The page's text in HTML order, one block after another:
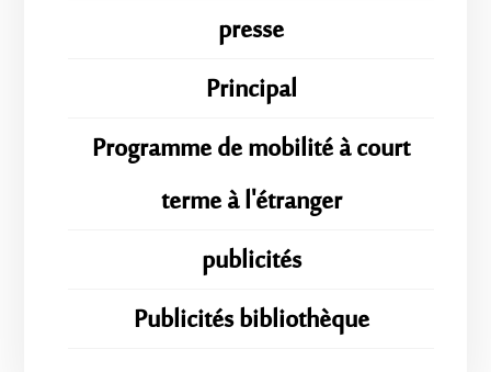
presse
Principal
Programme de mobilité à court
terme à l'étranger
publicités
Publicités bibliothèque